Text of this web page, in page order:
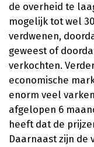
de overheid te
mogelijk tot wel
verdwenen,
geweest of
verkochten.
economische
enorm veel
afgelopen 6
heeft dat de
Daarnaast zijn de